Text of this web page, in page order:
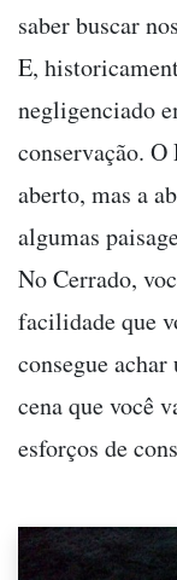
saber buscar
E,
negligenciado
conservação.
aberto, mas a
algumas
No Cerrado,
facilidade que
consegue
cena que você
esforços de